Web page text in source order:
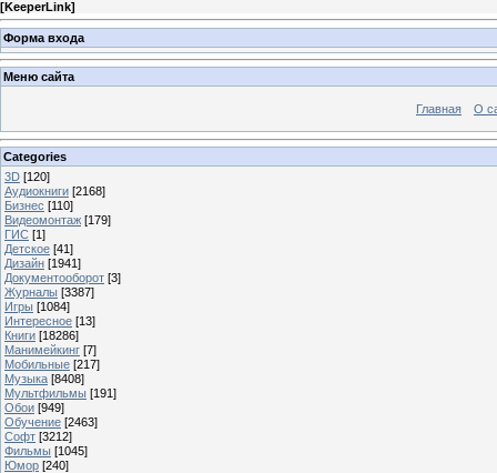
[KeeperLink]
Форма входа
Меню сайта
Главная О
Categories
3D [120]
Аудиокниги [2168]
Бизнес [110]
Видеомонтаж [179]
ГИС [1]
Детское [41]
Дизайн [1941]
Документооборот [3]
Журналы [3387]
Игры [1084]
Интересное [13]
Книги [18286]
Манимейкинг [7]
Мобильные [217]
Музыка [8408]
Мультфильмы [191]
Обои [949]
Обучение [2463]
Софт [3212]
Фильмы [1045]
Юмор [240]